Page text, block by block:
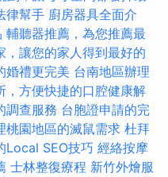
律幫手 廚房器具全面介
輔聽器推薦，為您推薦最
，讓您的家人得到最好的
婚禮更完美 台南地區辦理
，方便快捷的口腔健康解
調查服務 台胞證申請的完
桃園地區的滅鼠需求 杜拜
Local SEO技巧 經絡按摩
士林整復療程 新竹外燴服